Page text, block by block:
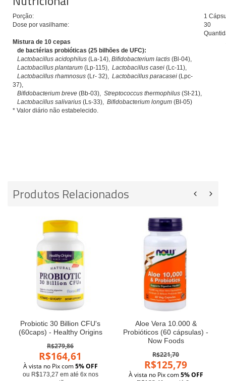
Porção:
1
Dose por vasilhame:
30
* Valor diário não estabelecido.
Mistura de 10 cepas
de bactérias probióticas (25 bilhões de UFC):
Lactobacillus acidophilus (La-14), Bifidobacterium lactis (Bl-04),
Lactobacillus plantarum (Lp-115), Lactobacillus casei (Lc-11),
Lactobacillus rhamnosus (Lr- 32), Lactobacillus paracasei (Lpc-
37),
Bifidobacterium breve (Bb-03), Streptococcus thermophilus (St-21),
Lactobacillus salivarius (Ls-33), Bifidobacterium longum (BI-05)
Produtos Relacionados
Probiotic 30 Billion CFU's
(60caps) - Healthy Origins
R$279,86
R$164,61
À vista no Pix com5% OFF
ou R$173,27 em até 6x nos
Aloe Vera 10.000 &
Probióticos (60 cápsulas) -
Now Foods
R$221,70
R$125,79
À vista no Pix com5% OFF